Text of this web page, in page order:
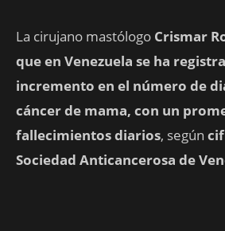
La cirujano mastólogo Crismar
que en Venezuela se ha
incremento en el número de
cáncer de mama, con un
fallecimientos diarios, según
Sociedad Anticancerosa de